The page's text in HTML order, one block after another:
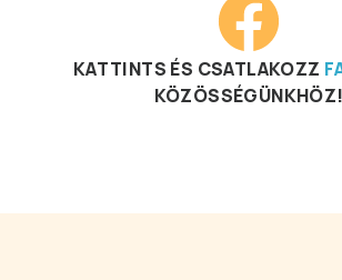
KATTINTS ÉS CSATLAKOZZ
KÖZÖSSÉGÜNKHÖZ!